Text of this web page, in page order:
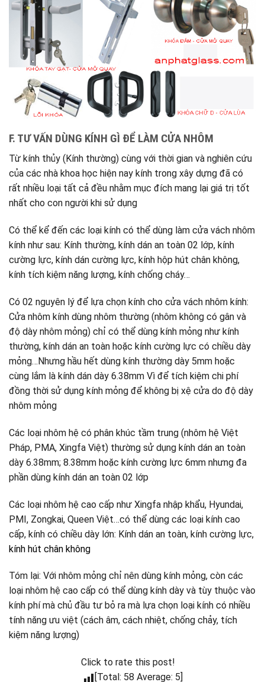
F. TƯ VẤN DÙNG KÍNH GÌ ĐỂ LÀM CỬA NHÔM
Từ kính thủy (Kính thường) cùng với thời gian và nghiên cứu
của các nhà khoa học hiện nay kính trong xây dựng đã có
rất nhiều loại tất cả đều nhằm mục đích mang lại giá trị tốt
nhất cho con người khi sử dụng
Có thể kể đến các loại kính có thể dùng làm cửa vách nhôm
kính như sau: Kính thường, kính dán an toàn 02 lớp, kính
cường lực, kính dán cường lực, kính hộp hút chân không,
kính tích kiệm năng lượng, kính chống cháy…
Có 02 nguyên lý để lựa chọn kính cho cửa vách nhôm kính:
Cửa nhôm kính dùng nhôm thường (nhôm không có gân và
độ dày nhôm mỏng) chỉ có thể dùng kính mỏng như kính
thường, kính dán an toàn hoặc kính cường lực có chiều dày
mỏng…Nhưng hầu hết dùng kính thường dày 5mm hoặc
cùng lắm là kính dán dày 6.38mm Vì để tích kiệm chi phí
đồng thời sử dụng kính mỏng để không bị xệ cửa do độ dày
nhôm mỏng
Các loại nhôm hệ có phân khúc tầm trung (nhôm hệ Việt
Pháp, PMA, Xingfa Việt) thường sử dụng kính dán an toàn
dày 6.38mm; 8.38mm hoặc kính cường lực 6mm nhưng đa
phần dùng kính dán an toàn 02 lớp
Các loại nhôm hệ cao cấp như Xingfa nhập khẩu, Hyundai,
PMI, Zongkai, Queen Việt…có thể dùng các loại kính cao
cấp, kính có chiều dày lớn: Kính dán an toàn, kính cường lực,
kính hút chân không
Tóm lại: Với nhôm mỏng chỉ nên dùng kính mỏng, còn các
loại nhôm hệ cao cấp có thể dùng kính dày và tùy thuộc vào
kính phí mà chủ đầu tư bỏ ra mà lựa chọn loại kính có nhiều
tính năng ưu việt (cách âm, cách nhiệt, chống chảy, tích
kiệm năng lượng)
Click to rate this post!
[Total: 58 Average: 5]